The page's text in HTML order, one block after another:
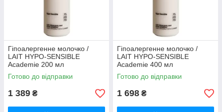
Гіпоалергенне молочко /
LAIT HYPO-SENSIBLE
Academie 200 мл
Готово до відправки
1 389 ₴
Гіпоалергенне молочко /
LAIT HYPO-SENSIBLE
Academie 400 мл
Готово до відправки
1 698 ₴